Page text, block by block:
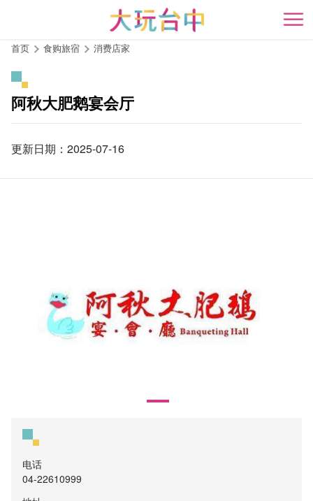
开
首页 食购旅宿 消费店家
阿秋大肥鹅宴会厅
更新日期：2025-07-16
电话
04-22610999